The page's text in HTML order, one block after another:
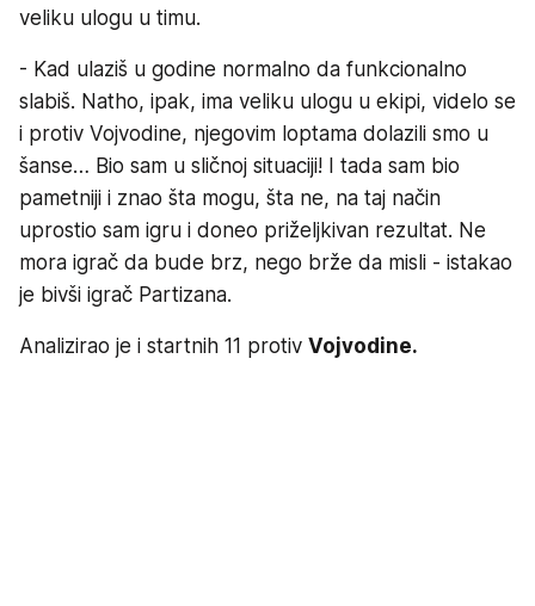
veliku ulogu u timu.
- Kad ulaziš u godine normalno da funkcionalno
slabiš. Natho, ipak, ima veliku ulogu u ekipi, videlo se
i protiv Vojvodine, njegovim loptama dolazili smo u
šanse… Bio sam u sličnoj situaciji! I tada sam bio
pametniji i znao šta mogu, šta ne, na taj način
uprostio sam igru i doneo priželjkivan rezultat. Ne
mora igrač da bude brz, nego brže da misli - istakao
je bivši igrač Partizana.
Analizirao je i startnih 11 protiv Vojvodine.